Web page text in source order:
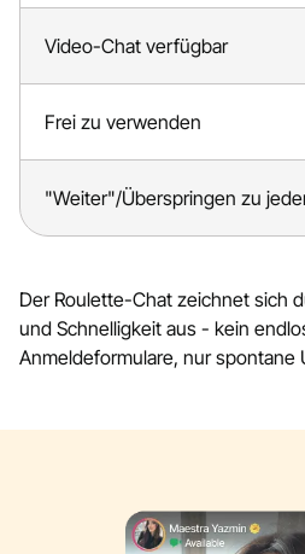
Video-Chat verfügbar
Frei zu verwenden
"Weiter"/Überspringen zu
Der Roulette-Chat zeichnet sich
und Schnelligkeit aus - kein
Anmeldeformulare, nur spontane